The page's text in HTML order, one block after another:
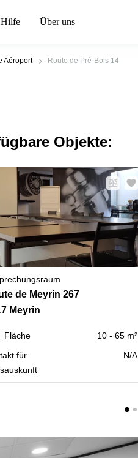
Hilfe Über uns
Aéroport Route de Pré-Bois 14
Objekte:
de Meyrin 267
Meyrin
Fläche
10 - 65 m²
für
N/A